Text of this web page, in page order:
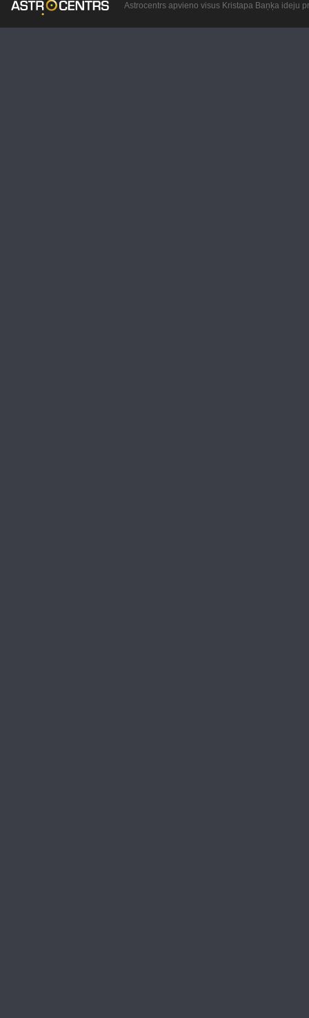
Astrocentrs apvieno visus Kristapa Baņķa ideju